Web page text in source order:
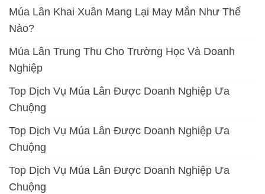
Múa Lân Khai Xuân Mang Lại May Mắn Như Thế
Nào?
Múa Lân Trung Thu Cho Trường Học Và Doanh
Nghiệp
Top Dịch Vụ Múa Lân Được Doanh Nghiệp Ưa
Chuộng
Top Dịch Vụ Múa Lân Được Doanh Nghiệp Ưa
Chuộng
Top Dịch Vụ Múa Lân Được Doanh Nghiệp Ưa
Chuộng